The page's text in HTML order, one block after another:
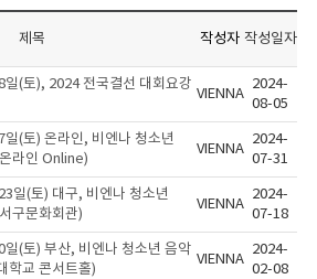
제목 작성자 작성일자
(토), 2024 전국결선 대회요강
VIENNA
2024-
08-05
(토) 온라인, 비엔나 청소년
라인 Online)
VIENNA
2024-
07-31
일(토) 대구, 비엔나 청소년
구문화회관)
VIENNA
2024-
07-18
(토) 부산, 비엔나 청소년 음악
학교 콘서트홀)
VIENNA
2024-
02-08